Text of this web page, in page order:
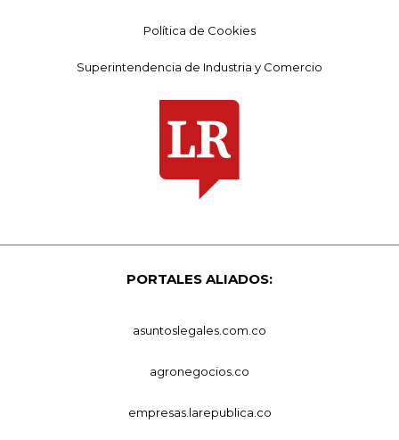
Política de Cookies
Superintendencia de Industria y Comercio
PORTALES ALIADOS:
asuntoslegales.com.co
agronegocios.co
empresas.larepublica.co